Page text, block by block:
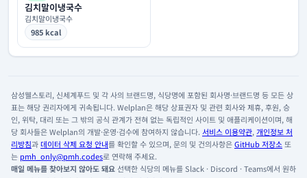
김치말이냉국수
김치말이냉국수
985 kcal
삼성웰스토리, 신세계푸드 및 각 사의 브랜드명, 식당명에 포함된 회사명·브랜드명 등 모든 상
표는 해당 권리자에게 귀속됩니다. Welplan은 해당 상표권자 및 관련 회사와 제휴, 후원, 승
인, 위탁, 대리 또는 그 밖의 공식 관계가 전혀 없는 독립적인 사이트 및 애플리케이션이며, 해
당 회사들은 Welplan의 개발·운영·검수에 참여하지 않습니다. 서비스 이용약관, 개인정보 처
리방침과데이터 삭제 요청 안내를 확인할 수 있으며, 문의 및 건의사항은GitHub 저장소 또
는 pmh_only@pmh.codes로 연락해 주세요.
매일 메뉴를 찾아보지 않아도 돼요선택한 식당의 메뉴를 Slack · Discord · Teams에서 원하